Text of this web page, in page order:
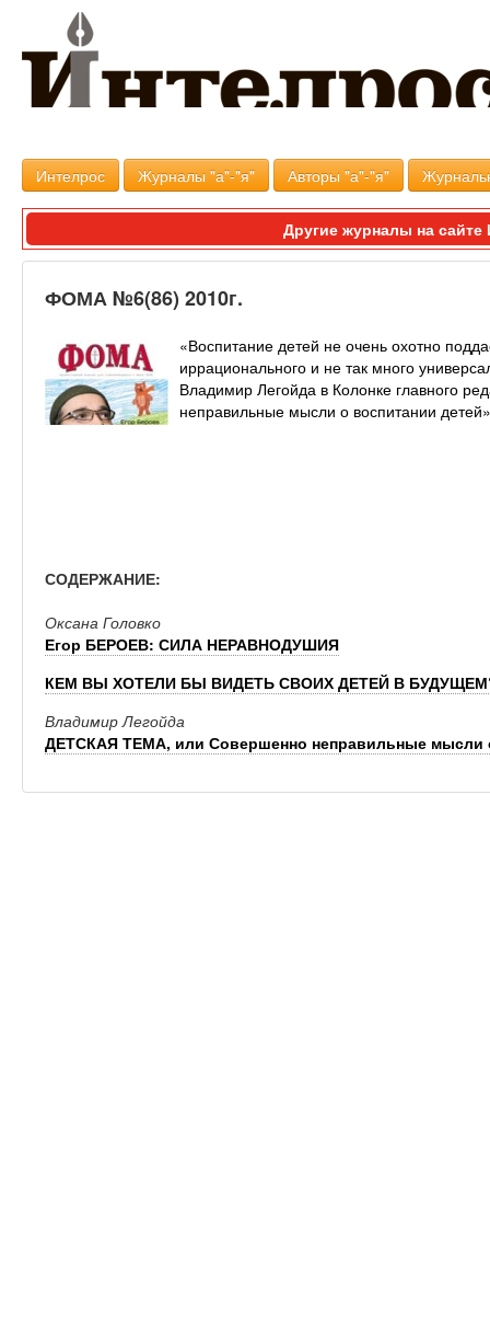
Интелрос Журналы "а"-"я" Авторы "а"-"я"
Другие журналы на
ФОМА №6(86) 2010г.
«Воспитание детей не очень охотно
иррационального и не так много
Владимир Легойда в Колонке главного
неправильные мысли о воспитании
СОДЕРЖАНИЕ:
Оксана Головко
Егор БЕРОЕВ: СИЛА НЕРАВНОДУШИЯ
КЕМ ВЫ ХОТЕЛИ БЫ ВИДЕТЬ СВОИХ ДЕТЕЙ В
Владимир Легойда
ДЕТСКАЯ ТЕМА, или Совершенно неправильные мысли